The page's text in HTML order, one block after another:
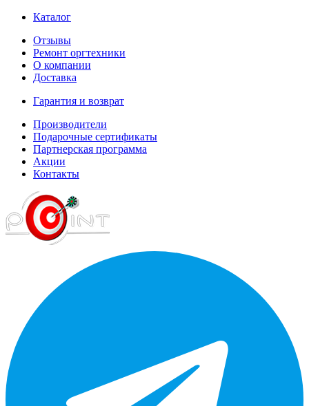
Каталог
Отзывы
Ремонт оргтехники
О компании
Доставка
Гарантия и возврат
Производители
Подарочные сертификаты
Партнерская программа
Акции
Контакты